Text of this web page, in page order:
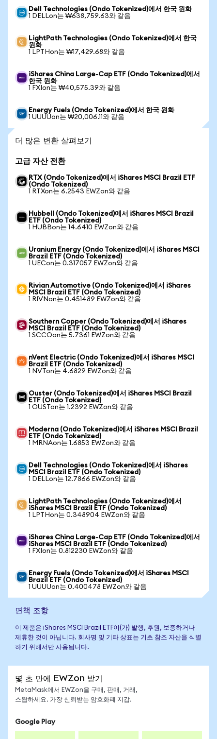
Dell Technologies (Ondo Tokenized)에서 한국 원화
1 DELLon는 ₩638,759.63와 같음
LightPath Technologies (Ondo Tokenized)에서 한국
원화
1 LPTHon는 ₩17,429.68와 같음
iShares China Large-Cap ETF (Ondo Tokenized)에서
한국 원화
1 FXIon는 ₩40,575.39와 같음
Energy Fuels (Ondo Tokenized)에서 한국 원화
1 UUUUon는 ₩20,006.11와 같음
더 많은 변환 살펴보기
고급 자산 전환
RTX (Ondo Tokenized)에서 iShares MSCI Brazil ETF
(Ondo Tokenized)
1 RTXon는 6.2543 EWZon와 같음
Hubbell (Ondo Tokenized)에서 iShares MSCI Brazil
ETF (Ondo Tokenized)
1 HUBBon는 14.6410 EWZon와 같음
Uranium Energy (Ondo Tokenized)에서 iShares MSCI
Brazil ETF (Ondo Tokenized)
1 UECon는 0.317057 EWZon와 같음
Rivian Automotive (Ondo Tokenized)에서 iShares
MSCI Brazil ETF (Ondo Tokenized)
1 RIVNon는 0.451489 EWZon와 같음
Southern Copper (Ondo Tokenized)에서 iShares
MSCI Brazil ETF (Ondo Tokenized)
1 SCCOon는 5.7361 EWZon와 같음
nVent Electric (Ondo Tokenized)에서 iShares MSCI
Brazil ETF (Ondo Tokenized)
1 NVTon는 4.6829 EWZon와 같음
Ouster (Ondo Tokenized)에서 iShares MSCI Brazil
ETF (Ondo Tokenized)
1 OUSTon는 1.2392 EWZon와 같음
Moderna (Ondo Tokenized)에서 iShares MSCI Brazil
ETF (Ondo Tokenized)
1 MRNAon는 1.6853 EWZon와 같음
Dell Technologies (Ondo Tokenized)에서 iShares
MSCI Brazil ETF (Ondo Tokenized)
1 DELLon는 12.7866 EWZon와 같음
LightPath Technologies (Ondo Tokenized)에서
iShares MSCI Brazil ETF (Ondo Tokenized)
1 LPTHon는 0.348904 EWZon와 같음
iShares China Large-Cap ETF (Ondo Tokenized)에서
iShares MSCI Brazil ETF (Ondo Tokenized)
1 FXIon는 0.812230 EWZon와 같음
Energy Fuels (Ondo Tokenized)에서 iShares MSCI
Brazil ETF (Ondo Tokenized)
1 UUUUon는 0.400478 EWZon와 같음
면책 조항
이 제품은 iShares MSCI Brazil ETF이(가) 발행, 후원, 보증하거나
제휴한 것이 아닙니다. 회사명 및 기타 상표는 기초 참조 자산을 식별
하기 위해서만 사용됩니다.
몇 초 만에 EWZon 받기
MetaMask에서 EWZon을 구매, 판매, 거래,
스왑하세요. 가장 신뢰받는 암호화폐 지갑.
Google Play